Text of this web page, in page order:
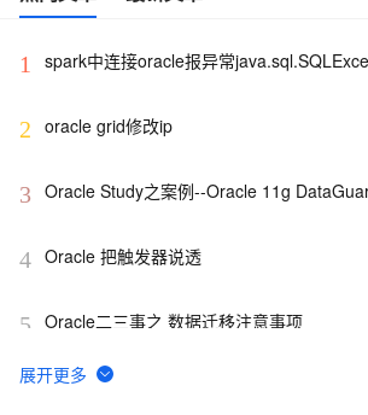
1
spark中连接oracle报异常
2 oracle grid修改ip
3 Oracle Study之案例--Oracle 11g
4 Oracle 把触发器说透
5 Oracle二三事之 数据迁移注意事项
6 SQL Server和Oracle的常用函数对比 (转)